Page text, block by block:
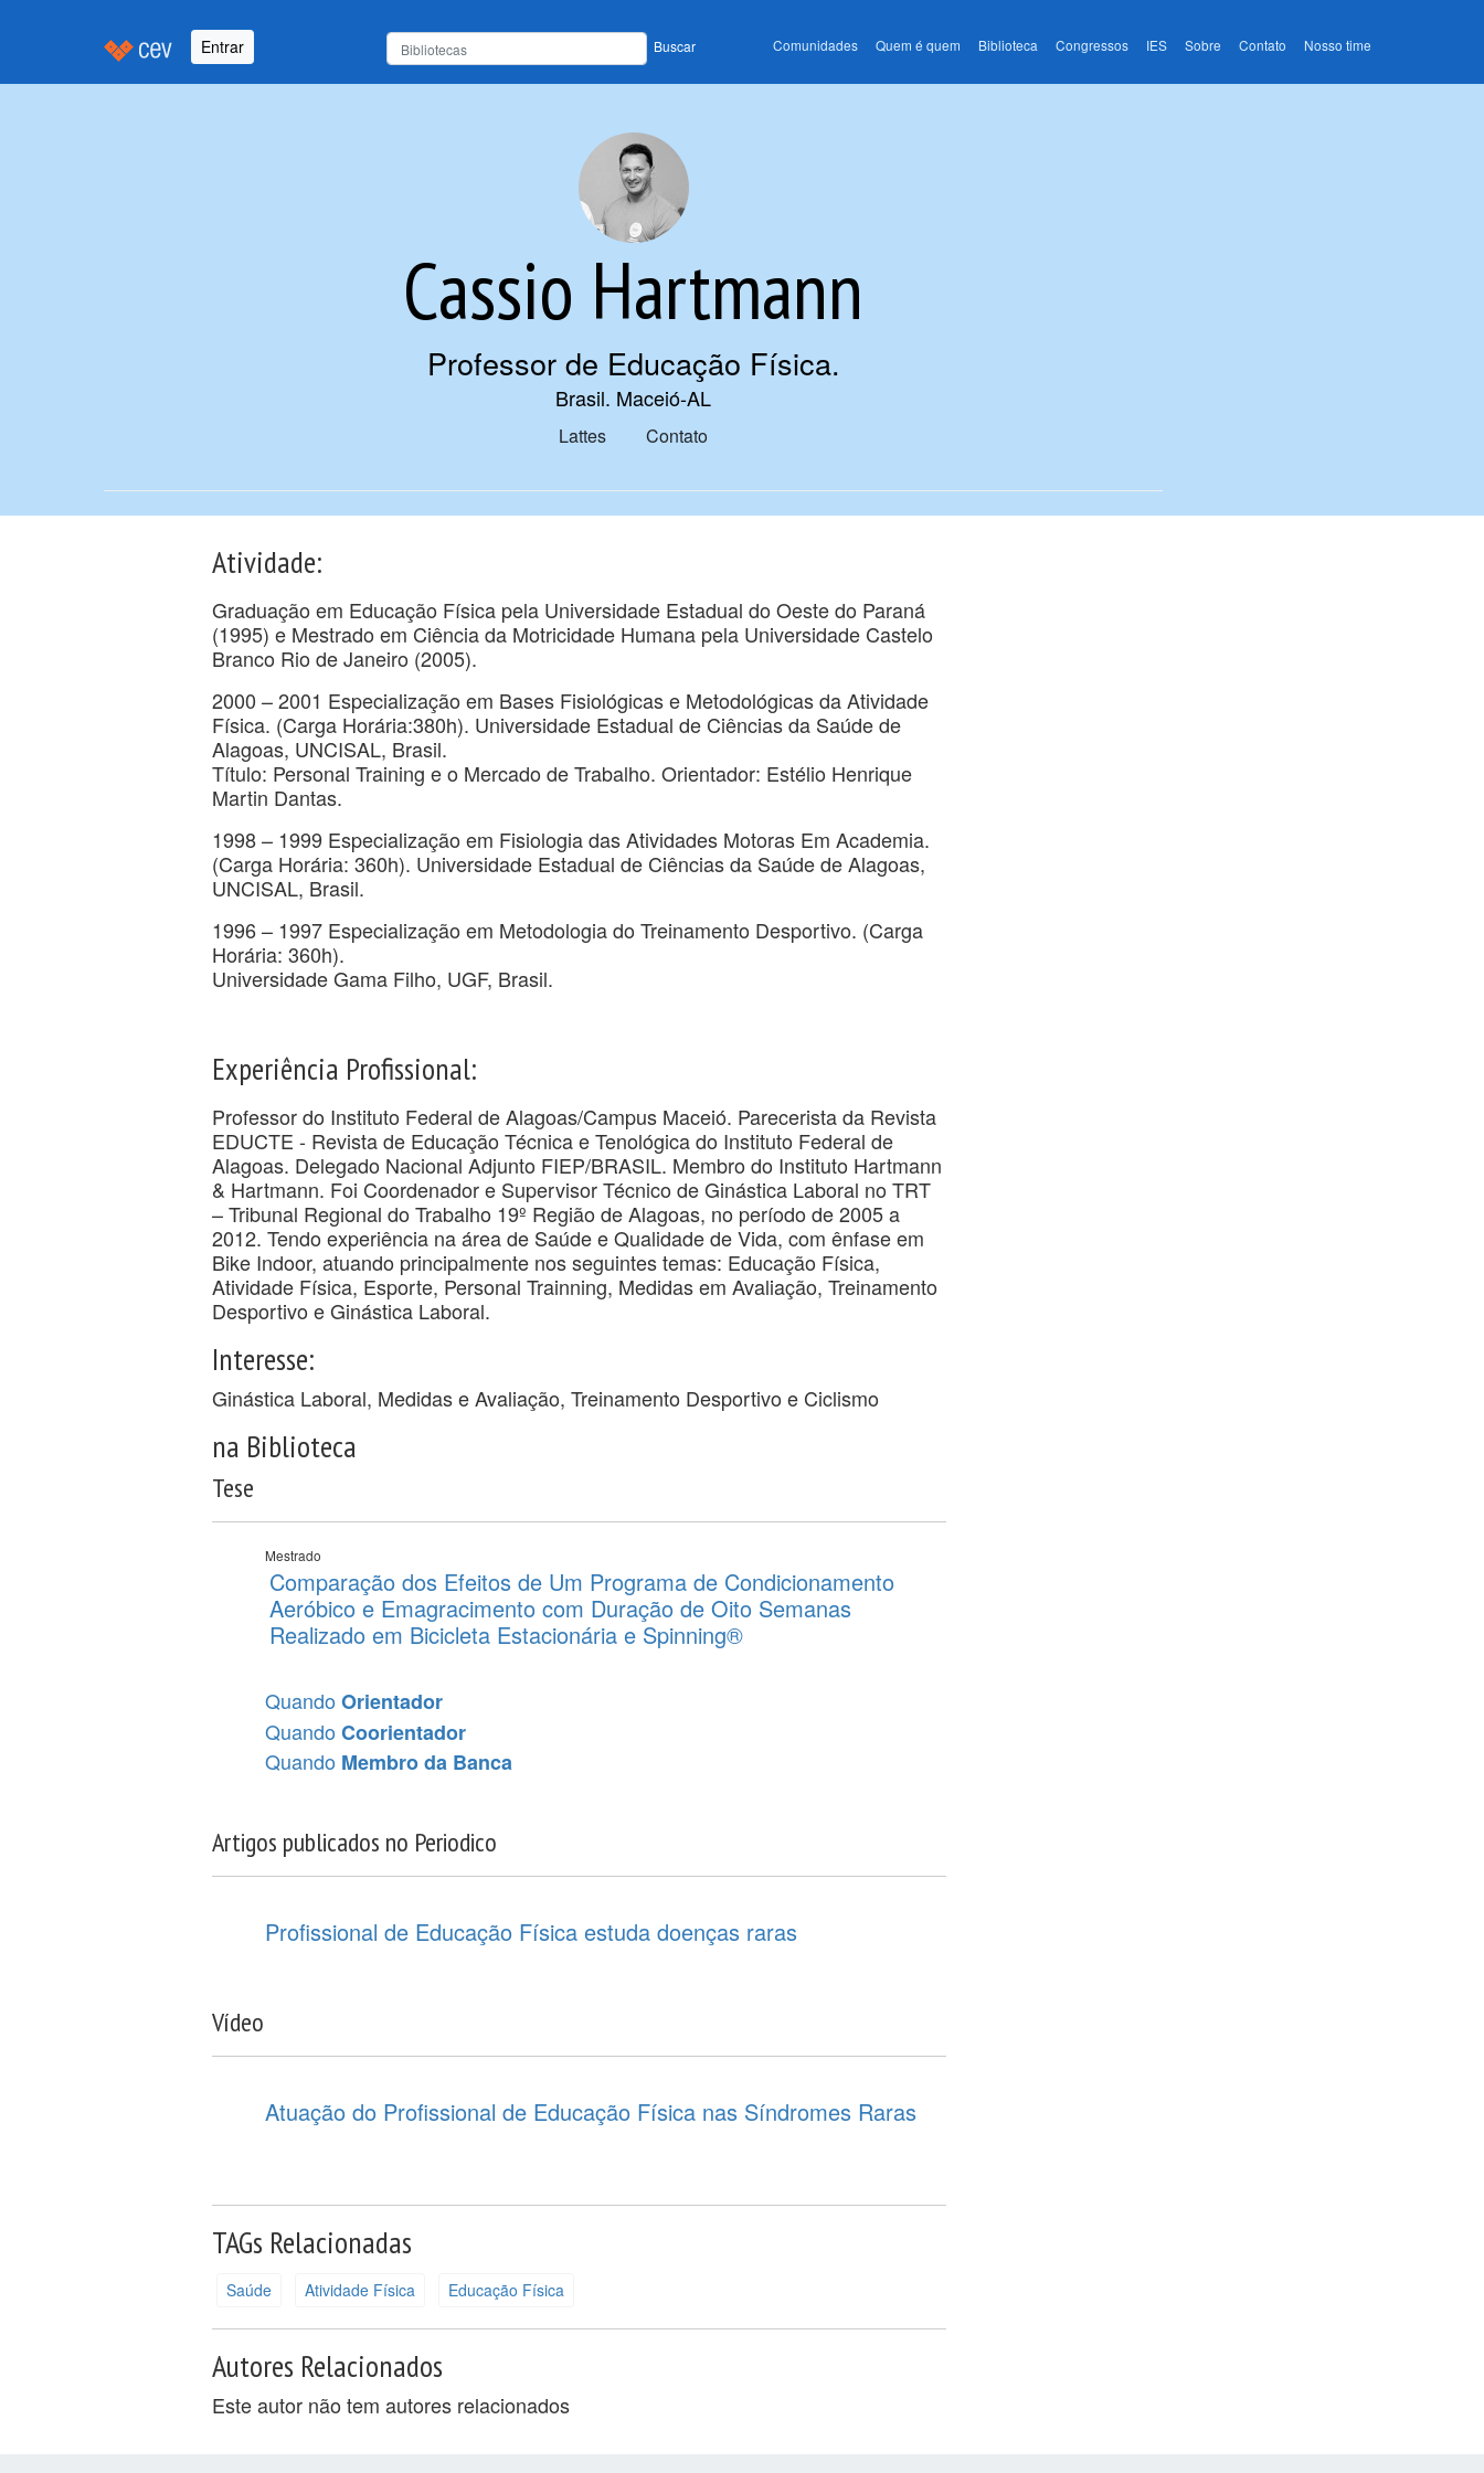
Entrar Buscar Comunidades Quem é quem Biblioteca Congressos IES Sobre Contato Nosso time
Cassio Hartmann
Professor de Educação Física.
Brasil. Maceió-AL
Lattes Contato
Atividade:
Graduação em Educação Física pela Universidade Estadual do Oeste do Paraná
(1995) e Mestrado em Ciência da Motricidade Humana pela Universidade Castelo
Branco Rio de Janeiro (2005).
2000 – 2001 Especialização em Bases Fisiológicas e Metodológicas da Atividade
Física. (Carga Horária:380h). Universidade Estadual de Ciências da Saúde de
Alagoas, UNCISAL, Brasil.
Título: Personal Training e o Mercado de Trabalho. Orientador: Estélio Henrique
Martin Dantas.
1998 – 1999 Especialização em Fisiologia das Atividades Motoras Em Academia.
(Carga Horária: 360h). Universidade Estadual de Ciências da Saúde de Alagoas,
UNCISAL, Brasil.
1996 – 1997 Especialização em Metodologia do Treinamento Desportivo. (Carga
Horária: 360h).
Universidade Gama Filho, UGF, Brasil.
Experiência Profissional:
Professor do Instituto Federal de Alagoas/Campus Maceió. Parecerista da Revista
EDUCTE - Revista de Educação Técnica e Tenológica do Instituto Federal de
Alagoas. Delegado Nacional Adjunto FIEP/BRASIL. Membro do Instituto Hartmann
& Hartmann. Foi Coordenador e Supervisor Técnico de Ginástica Laboral no TRT
– Tribunal Regional do Trabalho 19º Região de Alagoas, no período de 2005 a
2012. Tendo experiência na área de Saúde e Qualidade de Vida, com ênfase em
Bike Indoor, atuando principalmente nos seguintes temas: Educação Física,
Atividade Física, Esporte, Personal Trainning, Medidas em Avaliação, Treinamento
Desportivo e Ginástica Laboral.
Interesse:
Ginástica Laboral, Medidas e Avaliação, Treinamento Desportivo e Ciclismo
na Biblioteca
Tese
Mestrado
Comparação dos Efeitos de Um Programa de Condicionamento
Aeróbico e Emagracimento com Duração de Oito Semanas
Realizado em Bicicleta Estacionária e Spinning®
QuandoOrientador
QuandoCoorientador
Quando Membro da Banca
Artigos publicados no Periodico
Profissional de Educação Física estuda doenças raras
Vídeo
Atuação do Profissional de Educação Física nas Síndromes Raras
TAGs Relacionadas
Saúde Atividade Física Educação Física
Autores Relacionados
Este autor não tem autores relacionados